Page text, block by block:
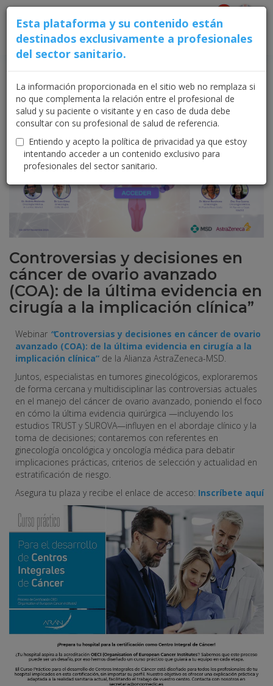
ACCESO USUARIOS
Inicio
Controversias y decisiones en
cáncer de ovario avanzado
(COA): de la última evidencia en
cirugía a la implicación clínica”
Webinar “Controversias y decisiones en cáncer de ovario
avanzado (COA): de la última evidencia en cirugía a la
implicación clínica” de la Alianza AstraZeneca-MSD.
Juntos, especialistas en tumores ginecológicos, exploraremos
de forma cercana y multidisciplinar las controversias actuales
en el manejo del cáncer de ovario avanzado, poniendo el foco
en cómo la última evidencia quirúrgica —incluyendo los
estudios TRUST y SUROVA—influyen en el abordaje clínico y la
toma de decisiones; contaremos con referentes en
ginecología oncológica y oncología médica para debatir
implicaciones prácticas, criterios de selección y actualidad en
estratificación de riesgo.
Asegura tu plaza y recibe el enlace de acceso: Inscríbete aquí
Esta plataforma y su contenido están
destinados exclusivamente a profesionales
del sector sanitario.
La información proporcionada en el sitio web no remplaza si
no que complementa la relación entre el profesional de
salud y su paciente o visitante y en caso de duda debe
consultar con su profesional de salud de referencia.
Entiendo y acepto la política de privacidad ya que estoy
intentando acceder a un contenido exclusivo para
profesionales del sector sanitario.